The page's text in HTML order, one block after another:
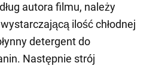
autora filmu, należy
ilość chłodnej
detergent do
Następnie strój